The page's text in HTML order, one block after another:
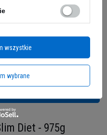
prześlij nam swoje
się odpowiedzieć tak szybko jak
zgodnie zpolityką prywatności
Diet - 975g
wybrane
wszystkie